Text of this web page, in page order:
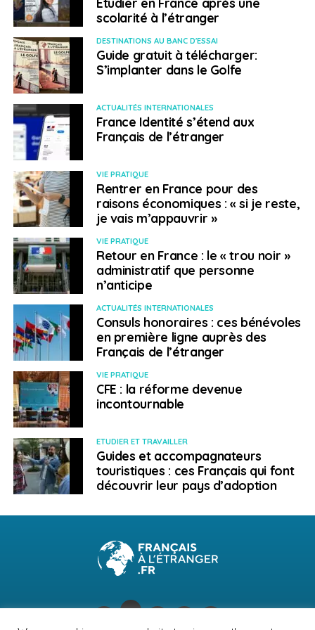
vous guider dans vos démarches. Le CDFE (Centre de
développement et de formalités des entreprises) de la
CCISM est le point de départ et le passage obligatoire
de toute création d’entreprise. Le système social et
fiscal est très différent de celui de la métropole. Créer
d’impôts, de taxes et de cotisations sociales faibles.
Contact utile :
LaChambre de commerce, d’industrie, des
services et des métiers(CCISM)
OUTRE-MER
TAHITI TRAVAIL
A SUIVRE
Travailler dans les îles (4/5) : La Réunion
NE RATEZ PAS
Canada, Brésil, Australie, Nouvelle Zélande : quels
changements pour les PVT cette semaine
Pierre De Bellegarde
scolarité à l’étranger
DESTINATIONS AU BANC D'ESSAI
Guide gratuit à télécharger:
S’implanter dans le Golfe
ACTUALITÉS INTERNATIONALES
France Identité s’étend aux
Français de l’étranger
VIE PRATIQUE
Rentrer en France pour des
raisons économiques : « si je reste,
je vais m’appauvrir »
VIE PRATIQUE
Retour en France : le « trou noir »
administratif que personne
n’anticipe
ACTUALITÉS INTERNATIONALES
Consuls honoraires : ces bénévoles
en première ligne auprès des
Français de l’étranger
VIE PRATIQUE
CFE : la réforme devenue
incontournable
ETUDIER ET TRAVAILLER
Guides et accompagnateurs
touristiques : ces Français qui font
découvrir leur pays d’adoption